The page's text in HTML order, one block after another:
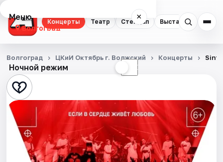
Концерты Театр Стендап Выставки
Меню ×
Волгоград
Концерты
Театр
Стендап
Выставки
Квесты
Ночной режим ☾
Волгоград ЦКиИ Октябрь г. Волжский Концерты